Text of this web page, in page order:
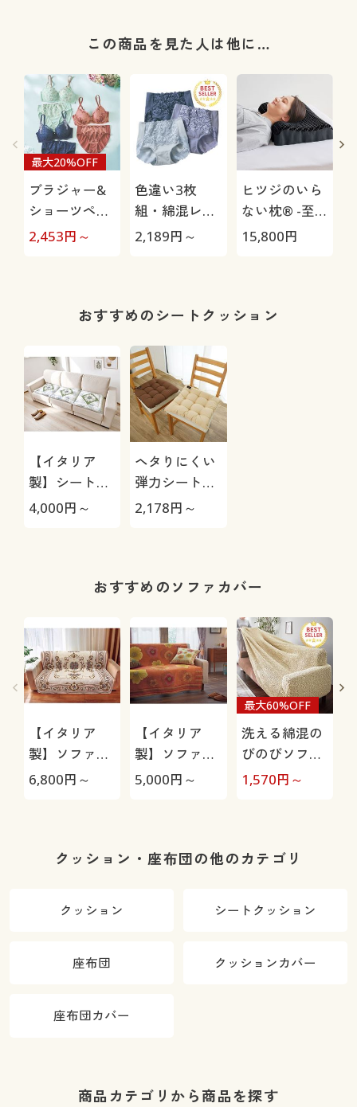
この商品を見た人は他に…
ブラジャー&
ショーツペア
(ソフトワイヤ
最大20%OFF
2,453円～
色違い3枚
組・綿混レー
シィショーツ
2,189円～
ヒツジのいら
ない枕® -至
極-
15,800円
おすすめのシートクッション
【イタリア
製】シートク
ッション(サン
4,000円～
ヘタりにくい
弾力シートク
ッション
2,178円～
おすすめのソファカバー
【イタリア
製】ソファカ
バー中掛けタ
6,800円～
【イタリア
製】ソファカ
バー中掛けタ
いOK(ネット
5,000円～
洗える綿混の
びのびソファ
カバー(のびる
最大60%OFF
1,570円～
クッション・座布団の他のカテゴリ
クッション シートクッション
座布団 クッションカバー
座布団カバー
商品カテゴリから商品を探す